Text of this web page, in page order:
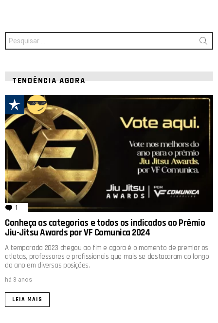
Procurar
por:
TENDÊNCIA AGORA
1 comentário
Conheça as categorias e todos os indicados ao Prêmio
Jiu-Jitsu Awards por VF Comunica 2024
A temporada 2023 chegou ao fim e agora é o momento de premiar os
atletas, professores e profissionais que mais se destacaram ao longo
do ano em diversas posições.
há 3 anos
LEIA MAIS